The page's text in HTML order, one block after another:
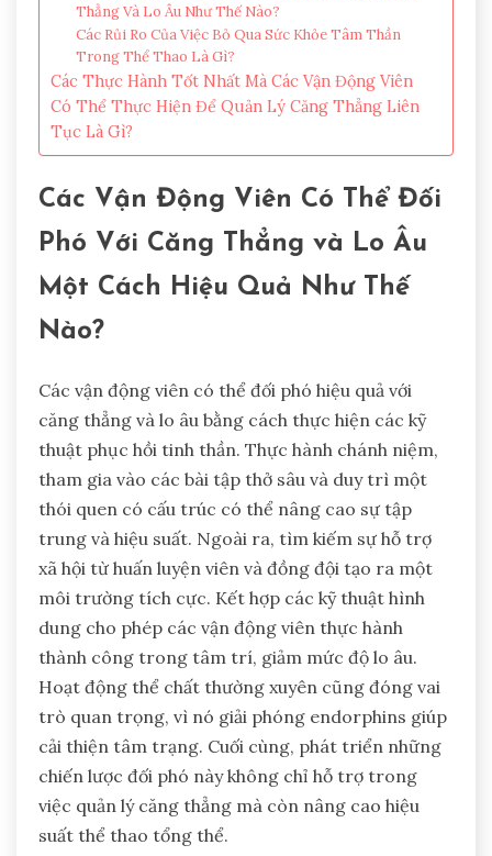
Thẳng Và Lo Âu Như Thế Nào?
Các Rủi Ro Của Việc Bỏ Qua Sức Khỏe Tâm Thần
Trong Thể Thao Là Gì?
Các Thực Hành Tốt Nhất Mà Các Vận Động Viên
Có Thể Thực Hiện Để Quản Lý Căng Thẳng Liên
Tục Là Gì?
Các Vận Động Viên Có Thể Đối
Phó Với Căng Thẳng và Lo Âu
Một Cách Hiệu Quả Như Thế
Nào?
Các vận động viên có thể đối phó hiệu quả với
căng thẳng và lo âu bằng cách thực hiện các kỹ
thuật phục hồi tinh thần. Thực hành chánh niệm,
tham gia vào các bài tập thở sâu và duy trì một
thói quen có cấu trúc có thể nâng cao sự tập
trung và hiệu suất. Ngoài ra, tìm kiếm sự hỗ trợ
xã hội từ huấn luyện viên và đồng đội tạo ra một
môi trường tích cực. Kết hợp các kỹ thuật hình
dung cho phép các vận động viên thực hành
thành công trong tâm trí, giảm mức độ lo âu.
Hoạt động thể chất thường xuyên cũng đóng vai
trò quan trọng, vì nó giải phóng endorphins giúp
cải thiện tâm trạng. Cuối cùng, phát triển những
chiến lược đối phó này không chỉ hỗ trợ trong
việc quản lý căng thẳng mà còn nâng cao hiệu
suất thể thao tổng thể.